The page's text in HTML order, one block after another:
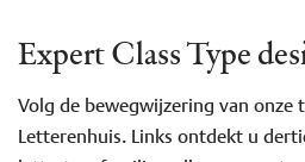
Expert Class Type
Volg de bewegwijzering van
Letterenhuis. Links ontdekt u